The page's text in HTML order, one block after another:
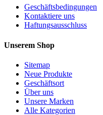
Geschäftsbedingungen
Kontaktiere uns
Haftungsausschluss
Unserem Shop
Sitemap
Neue Produkte
Geschäftsort
Über uns
Unsere Marken
Alle Kategorien